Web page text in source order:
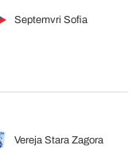
Septemvri Sofia
Vereja Stara Zagora